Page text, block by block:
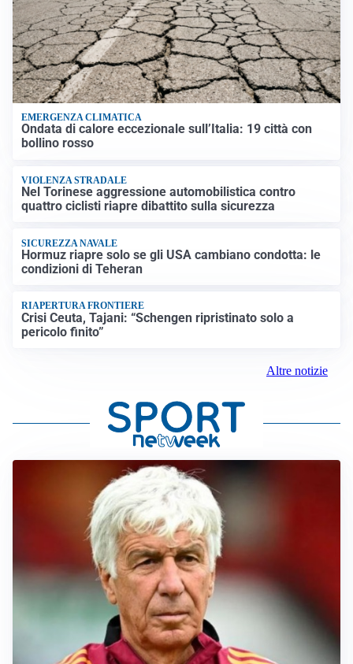
EMERGENZA CLIMATICA
Ondata di calore eccezionale sull’Italia: 19 città con
bollino rosso
VIOLENZA STRADALE
Nel Torinese aggressione automobilistica contro
quattro ciclisti riapre dibattito sulla sicurezza
SICUREZZA NAVALE
Hormuz riapre solo se gli USA cambiano condotta: le
condizioni di Teheran
RIAPERTURA FRONTIERE
Crisi Ceuta, Tajani: “Schengen ripristinato solo a
pericolo finito”
Altre notizie